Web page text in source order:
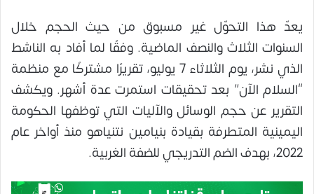
يعدّ هذا التحوّل غير مسبوق من حيث الحجم خلال
السنوات الثلاث والنصف الماضية. وفقًا لما أفاد به الناشط
الذي نشر، يوم الثلاثاء 7 يوليو، تقريرًا مشتركًا مع منظمة
“السلام الآن” بعد تحقيقات استمرت عدة أشهر. ويكشف
التقرير عن حجم الوسائل والآليات التي توظفها الحكومة
اليمينية المتطرفة بقيادة بنيامين نتنياهو منذ أواخر عام
2022، بهدف الضم التدريجي للضفة الغربية.